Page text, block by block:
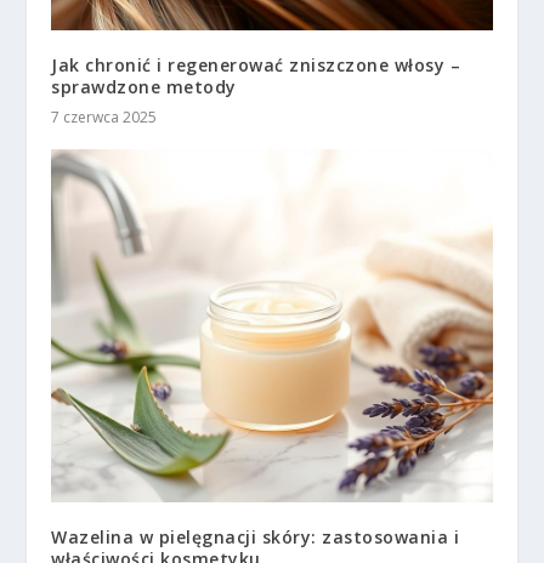
Jak chronić i regenerować zniszczone włosy –
sprawdzone metody
7 czerwca 2025
Wazelina w pielęgnacji skóry: zastosowania i
właściwości kosmetyku